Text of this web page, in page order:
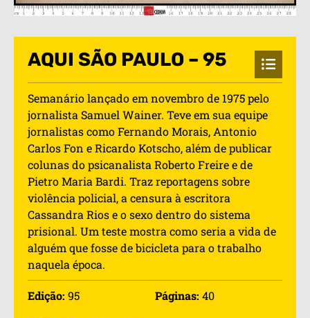
AQUI SÃO PAULO – 95
Semanário lançado em novembro de 1975 pelo
jornalista Samuel Wainer. Teve em sua equipe
jornalistas como Fernando Morais, Antonio
Carlos Fon e Ricardo Kotscho, além de publicar
colunas do psicanalista Roberto Freire e de
Pietro Maria Bardi. Traz reportagens sobre
violência policial, a censura à escritora
Cassandra Rios e o sexo dentro do sistema
prisional. Um teste mostra como seria a vida de
alguém que fosse de bicicleta para o trabalho
naquela época.
Edição: 95 Páginas: 40